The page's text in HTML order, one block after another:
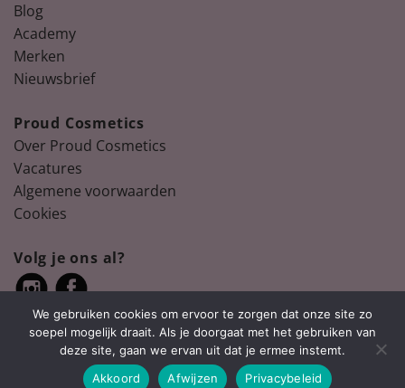
Blog
Academy
Merken
Nieuwsbrief
Proud Cosmetics
Over Proud Cosmetics
Vacatures
Algemene voorwaarden
Cookies
Volg je ons al?
Copyright 2026 ©Proud Cosmetics
We gebruiken cookies om ervoor te zorgen dat onze site zo
soepel mogelijk draait. Als je doorgaat met het gebruiken van
deze site, gaan we ervan uit dat je ermee instemt.
Akkoord
Afwijzen Privacybeleid